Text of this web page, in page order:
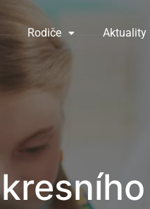
Rodiče Aktuality